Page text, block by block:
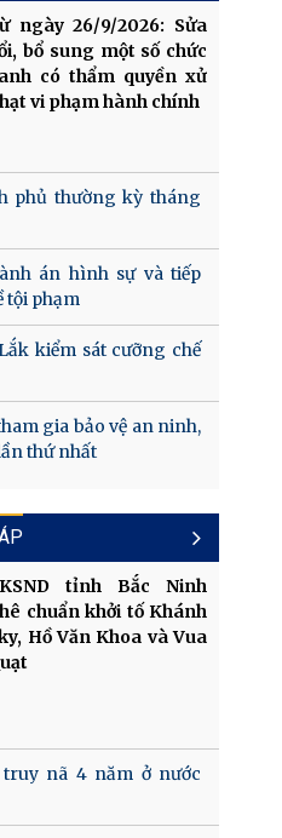
ngày 26/9/2026: Sửa
bổ sung một số chức
có thẩm quyền xử
vi phạm hành chính
phủ thường kỳ tháng
án hình sự và tiếp
tội phạm
kiểm sát cưỡng chế
gia bảo vệ an ninh,
thứ nhất
tỉnh Bắc Ninh
chuẩn khởi tố Khánh
Hồ Văn Khoa và Vua
nã 4 năm ở nước